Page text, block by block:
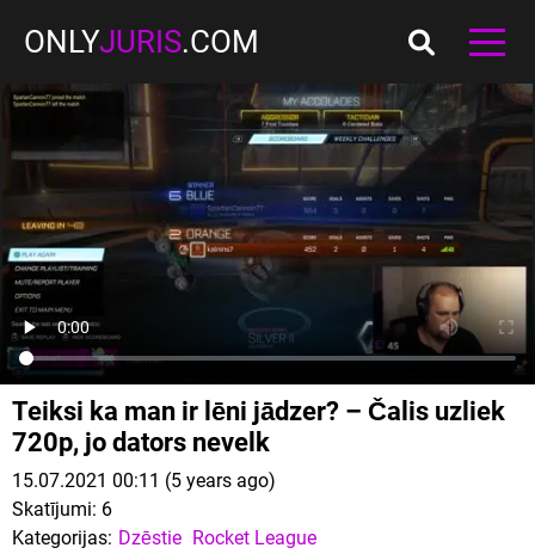
ONLYJURIS.COM
Teiksi ka man ir lēni jādzer? – Čalis uzliek
720p, jo dators nevelk
15.07.2021 00:11 (5 years ago)
Skatījumi: 6
Kategorijas: Dzēstie Rocket League